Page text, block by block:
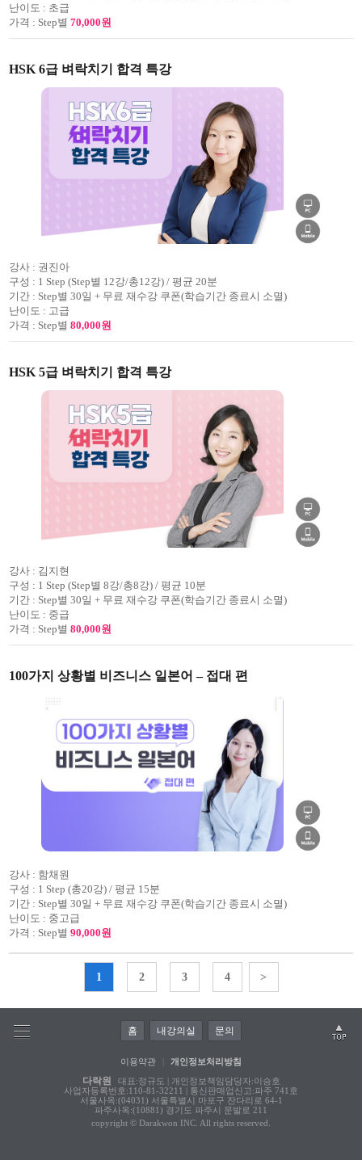
난이도 : 초급
가격 : Step별 70,000원
HSK 6급 벼락치기 합격 특강
강사 : 권진아
구성 : 1 Step (Step별 12강/총12강) / 평균 20분
기간 : Step별 30일 + 무료 재수강 쿠폰(학습기간 종료시 소멸)
난이도 : 고급
가격 : Step별 80,000원
HSK 5급 벼락치기 합격 특강
강사 : 김지현
구성 : 1 Step (Step별 8강/총8강) / 평균 10분
기간 : Step별 30일 + 무료 재수강 쿠폰(학습기간 종료시 소멸)
난이도 : 중급
가격 : Step별 80,000원
100가지 상황별 비즈니스 일본어 – 접대 편
강사 : 함채원
구성 : 1 Step (총20강) / 평균 15분
기간 : Step별 30일 + 무료 재수강 쿠폰(학습기간 종료시 소멸)
난이도 : 중고급
가격 : Step별 90,000원
1 2 3 4 >
홈 내강의실 문의
이용약관 개인정보처리방침
다락원
대표:정규도 | 개인정보책임담당자:이승호
사업자등록번호:110-81-32211 | 통신판매업신고:파주 741호
서울사옥:(04031) 서울특별시 마포구 잔다리로 64-1
파주사옥:(10881) 경기도 파주시 문발로 211
copyright © Darakwon INC. All rights reserved.